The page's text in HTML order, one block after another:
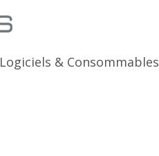
Logiciels & Consommables